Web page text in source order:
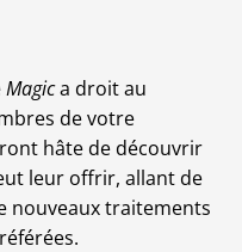
Magica droit au
de votre
hâte de découvrir
leur offrir, allant de
nouveaux traitements